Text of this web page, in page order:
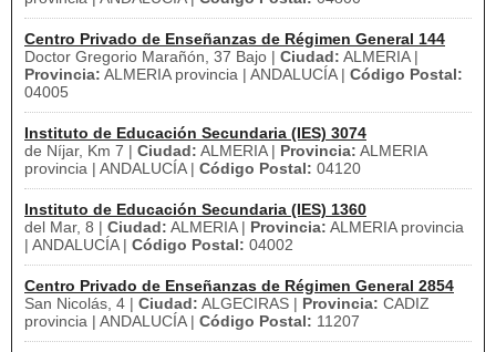
Centro Privado de Enseñanzas de Régimen General 144
Doctor Gregorio Marañón, 37 Bajo | Ciudad: ALMERIA |
Provincia: ALMERIA provincia | ANDALUCÍA | Código Postal:
04005
Instituto de Educación Secundaria (IES) 3074
de Níjar, Km 7 | Ciudad: ALMERIA | Provincia: ALMERIA
provincia | ANDALUCÍA | Código Postal: 04120
Instituto de Educación Secundaria (IES) 1360
del Mar, 8 | Ciudad: ALMERIA | Provincia: ALMERIA provincia
| ANDALUCÍA | Código Postal: 04002
Centro Privado de Enseñanzas de Régimen General 2854
San Nicolás, 4 | Ciudad: ALGECIRAS | Provincia: CADIZ
provincia | ANDALUCÍA | Código Postal: 11207